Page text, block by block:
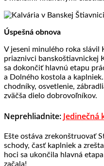
Úspešná obnova
V jeseni minulého roka slávil
priaznivci banskoštiavnickej
sa dokončiť hlavnú etapu
a Dolného kostola a
chodníky, osvetlenie,
zväčša dielo dobrovoľníkov.
Neprehliadnite: Jedinečná
Ešte ostáva zrekonštruovať
schody, časť kaplniek a
hoci sa ukončila hlavná
začala!